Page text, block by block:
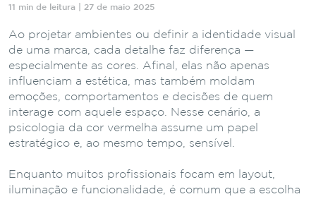
11 min de leitura | 27 de maio 2025
Ao projetar ambientes ou definir a identidade visual
de uma marca, cada detalhe faz diferença —
especialmente as cores. Afinal, elas não apenas
influenciam a estética, mas também moldam
emoções, comportamentos e decisões de quem
interage com aquele espaço. Nesse cenário, a
psicologia da cor vermelha assume um papel
estratégico e, ao mesmo tempo, sensível.
Enquanto muitos profissionais focam em layout,
iluminação e funcionalidade, é comum que a escolha